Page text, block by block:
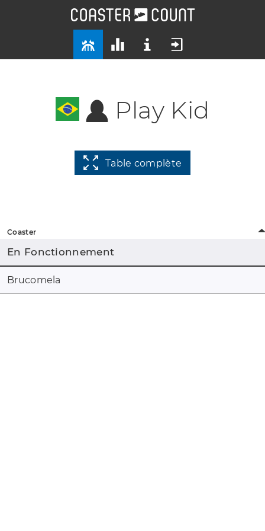
Play Kid
Table complète
Coaster
En Fonctionnement
Brucomela